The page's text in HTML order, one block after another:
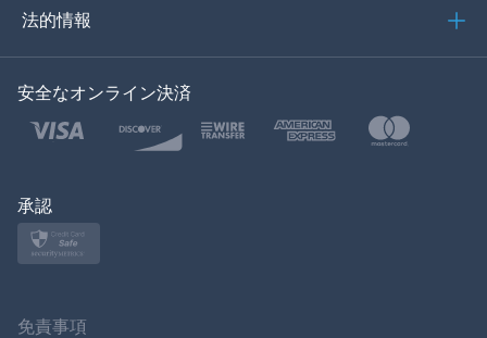
トルコ語
ポーランド語
法的情報
安全なオンライン決済
承認
免責事項